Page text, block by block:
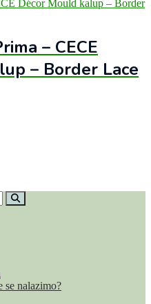
– CECE
– Border Lace
se nalazimo?